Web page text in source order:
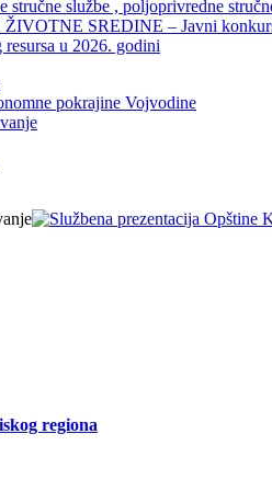
službe , poljoprivredne
SREDINE – Javni konkurs
u 2026. godini
pokrajine Vojvodine
regiona